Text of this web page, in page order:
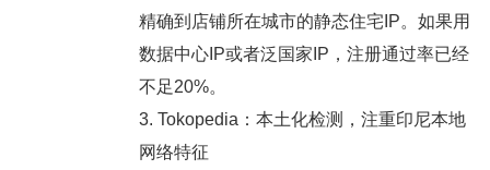
精确到店铺所在城市的静态住宅IP。如果用
数据中心IP或者泛国家IP，注册通过率已经
不足20%。
3. Tokopedia：本土化检测，注重印尼本地
网络特征